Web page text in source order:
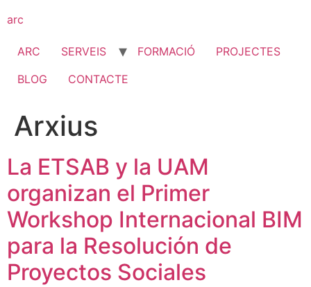
alarc
ARC SERVEIS FORMACIÓ
PROJECTES
BLOG
CONTACTE
Arxius
La ETSAB y la UAM
organizan el Primer
Workshop Internacional BIM
para la Resolución de
Proyectos Sociales